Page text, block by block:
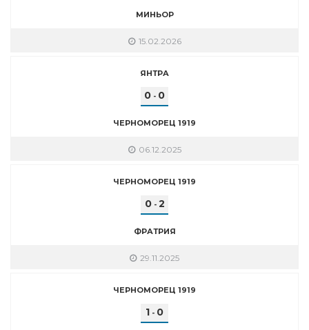
МИНЬОР
15.02.2026
ЯНТРА
0 - 0
ЧЕРНОМОРЕЦ 1919
06.12.2025
ЧЕРНОМОРЕЦ 1919
0- 2
ФРАТРИЯ
29.11.2025
ЧЕРНОМОРЕЦ 1919
1 - 0